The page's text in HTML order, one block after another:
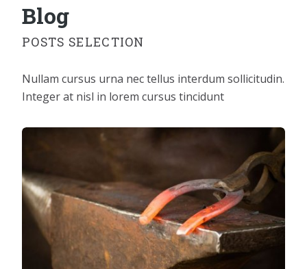
Blog
POSTS SELECTION
Nullam cursus urna nec tellus interdum sollicitudin.
Integer at nisl in lorem cursus tincidunt